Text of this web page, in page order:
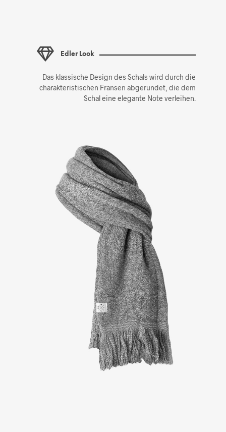
Edler Look
Das klassische Design des Schals wird durch die
charakteristischen Fransen abgerundet, die dem
Schal eine elegante Note verleihen.